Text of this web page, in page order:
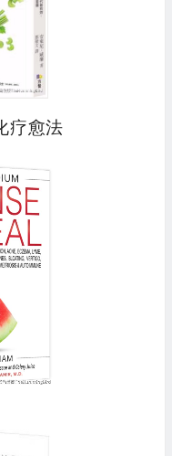
疗愈法